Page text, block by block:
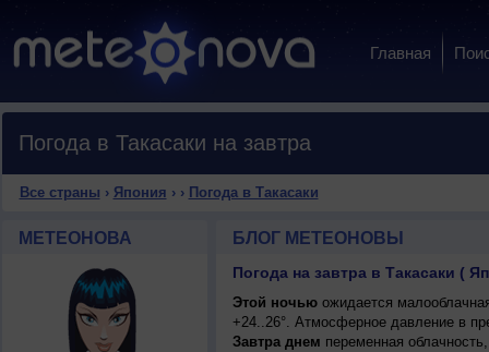
Главная
Погода в Такасаки на завтра
Все страны › Япония › › Погода в Такасаки
МЕТЕОНОВА БЛОГ МЕТЕОНОВЫ
Погода на завтра в Такасаки (
Этой ночьюожидается
+24..26°. Атмосферное давление в
Завтра днем переменная